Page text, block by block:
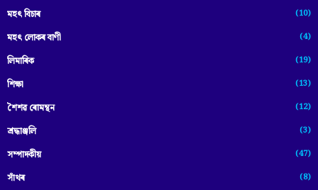
মহৎ বিচাৰ (10)
মহৎ লোকৰ বাণী (4)
লিমাৰিক (19)
শিক্ষা (13)
শৈশৱ ৰোমন্থন (12)
শ্ৰদ্ধাঞ্জলি (3)
সম্পাদকীয় (47)
সাঁথৰ (8)